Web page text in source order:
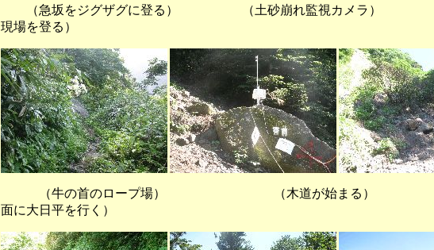
（急坂をジグザグに登る） （土砂崩れ監視カメラ）
現場を登る）
（牛の首のロープ場） （木道が始まる） （大
面に大日平を行く）